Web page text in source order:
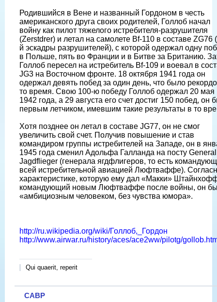
Родившийся в Вене и названный Гордоном в честь
американского друга своих родителей, Голлоб начал
войну как пилот тяжелого истребителя-разрушителя
(Zerstdrer) и летал на самолете Bf-110 в составе ZG76
й эскадры разрушителей), с которой одержал одну
в Польше, пять во Франции и в Битве за Британию.
Голлоб пересел на истребитель Bf-109 и воевал в
JG3 на Восточном фронте. 18 октября 1941 года он
одержал девять побед за один день, что было
то время. Свою 100-ю победу Голлоб одержал 20 мая
1942 года, а 29 августа его счет достиг 150 побед, он
первым летчиком, имевшим такие результаты в то
Хотя позднее он летал в составе JG77, он не смог
увеличить свой счет. Получив повышение и став
командиром группы истребителей на Западе, он в
1945 года сменил Адольфа Галланда на посту
Jagdflieger (генерала ягдфлигеров, то есть
всей истребительной авиацией Люфтваффе).
характеристике, которую ему дал «Макки»
командующий новым Люфтваффе после войны, он
«амбициозным человеком, без чувства юмора».
http://ru.wikipedia.org/wiki/Голлоб,_Гордон
http://www.airwar.ru/history/aces/ace2ww/pilotg/
Qui quaerit, reperit
САВР